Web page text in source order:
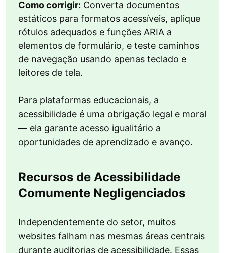
Como corrigir: Converta documentos
estáticos para formatos acessíveis, aplique
rótulos adequados e funções ARIA a
elementos de formulário, e teste caminhos
de navegação usando apenas teclado e
leitores de tela.
Para plataformas educacionais, a
acessibilidade é uma obrigação legal e moral
— ela garante acesso igualitário a
oportunidades de aprendizado e avanço.
Recursos de Acessibilidade
Comumente Negligenciados
Independentemente do setor, muitos
websites falham nas mesmas áreas centrais
durante auditorias de acessibilidade. Essas